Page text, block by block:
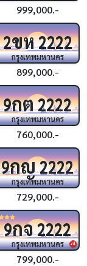
999,000.-
2ขห2222
กรุงเทพมหานคร
899,000.-
9กต2222
กรุงเทพมหานคร
760,000.-
9กญ2222
กรุงเทพมหานคร
729,000.-
24
9กจ2222
กรุงเทพมหานคร
799,000.-